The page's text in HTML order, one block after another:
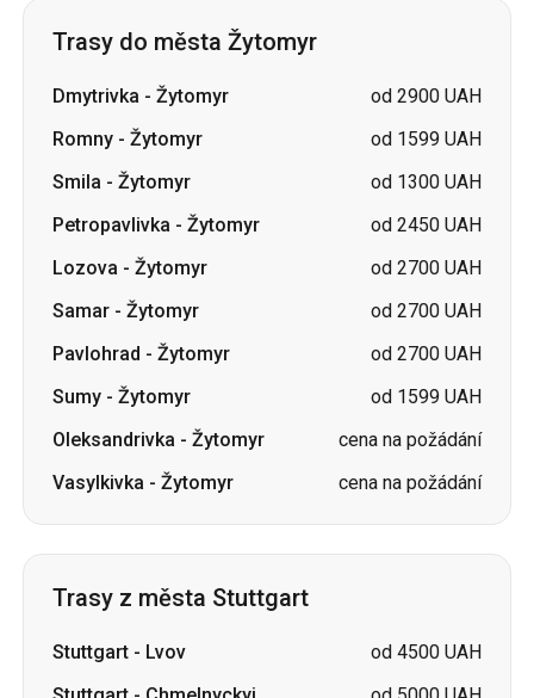
Smila- Žytomyr
Petropavlivka-Žytomyr
od 2450 UAH
Lozova -Žytomyr
od 2700 UAH
Samar-Žytomyr
od 2700 UAH
Pavlohrad-Žytomyr
od 2700 UAH
Sumy- Žytomyr
od 1599 UAH
Oleksandrivka-Žytomyr
cena na požádání
Vasylkivka -Žytomyr cena na požádání
Trasy z města Stuttgart
Stuttgart-Lvov
od 4500 UAH
Stuttgart-Kyjev
Stuttgart - Ivano-Frankivsk
cena na požádání